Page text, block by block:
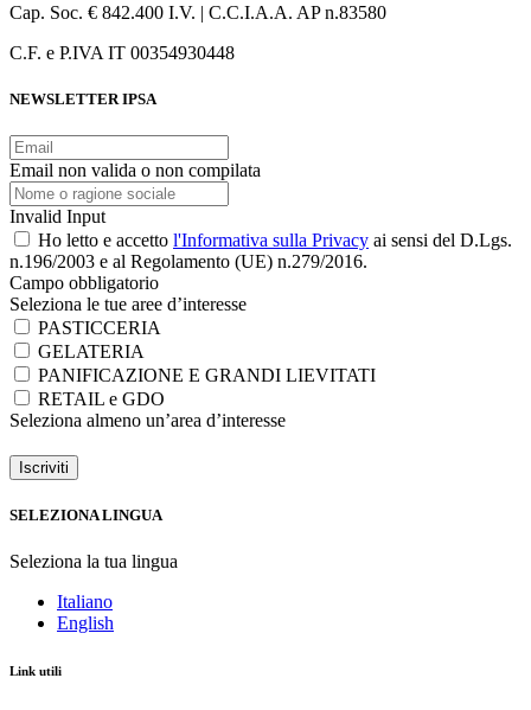
Cap. Soc. € 842.400 I.V. | C.C.I.A.A. AP n.83580
C.F. e P.IVA IT 00354930448
NEWSLETTER IPSA
Email non valida o non compilata
Invalid Input
Ho letto e accetto l'Informativa sulla Privacy ai sensi del D.Lgs.
n.196/2003 e al Regolamento (UE) n.279/2016.
Campo obbligatorio
Seleziona le tue aree d’interesse
PASTICCERIA
GELATERIA
PANIFICAZIONE E GRANDI LIEVITATI
RETAIL e GDO
Seleziona almeno un’area d’interesse
Iscriviti
SELEZIONA LINGUA
Seleziona la tua lingua
Italiano
English
Link utili